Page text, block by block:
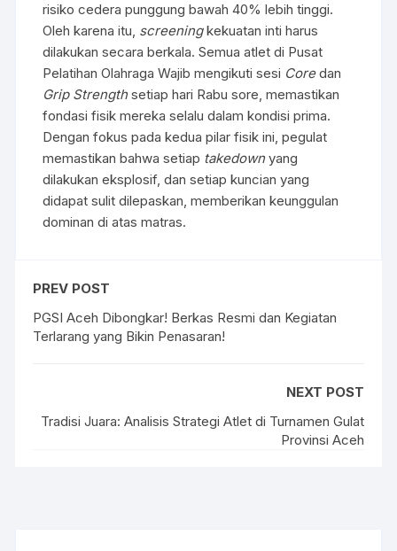
risiko cedera punggung bawah 40% lebih tinggi.
Oleh karena itu, screeningkekuatan inti harus
dilakukan secara berkala. Semua atlet di Pusat
Pelatihan Olahraga Wajib mengikuti sesi Coredan
Grip Strengthsetiap hari Rabu sore, memastikan
fondasi fisik mereka selalu dalam kondisi prima.
Dengan fokus pada kedua pilar fisik ini, pegulat
memastikan bahwa setiap takedown yang
dilakukan eksplosif, dan setiap kuncian yang
didapat sulit dilepaskan, memberikan keunggulan
dominan di atas matras.
PREV POST
PGSI Aceh Dibongkar! Berkas Resmi dan Kegiatan
Terlarang yang Bikin Penasaran!
NEXT POST
Tradisi Juara: Analisis Strategi Atlet di Turnamen Gulat
Provinsi Aceh